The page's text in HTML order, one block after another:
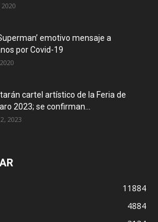
emotivo mensaje a
por Covid-19
cartel artístico de la Feria de
2023; se confirman...
2023
11884
4884